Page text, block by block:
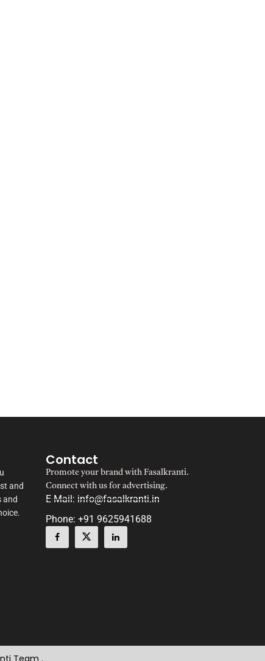
and
and
Contact
Promote your brand with Fasalkranti.
Connect with us for advertising.
E-Mail: info@fasalkranti.in
Phone: +91 9625941688
Team .